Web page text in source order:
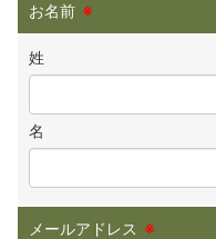
お名前 ※
姓
名
メールアドレス ※